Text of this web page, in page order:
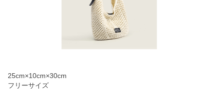
25cm×10cm×30cm
フリーサイズ